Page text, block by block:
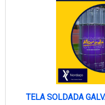
garantia de adquirir
durabilidade e
todo o suporte
cercamento de forma
toa que a Casa das
referência no
momento e a vel....
TELA SOLDADA